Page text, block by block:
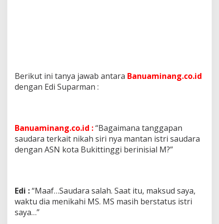
Berikut ini tanya jawab antara Banuaminang.co.id
dengan Edi Suparman :
Banuaminang.co.id :“Bagaimana tanggapan
saudara terkait nikah siri nya mantan istri saudara
dengan ASN kota Bukittinggi berinisial M?”
Edi :“Maaf…Saudara salah. Saat itu, maksud saya,
waktu dia menikahi MS. MS masih berstatus istri
saya…”